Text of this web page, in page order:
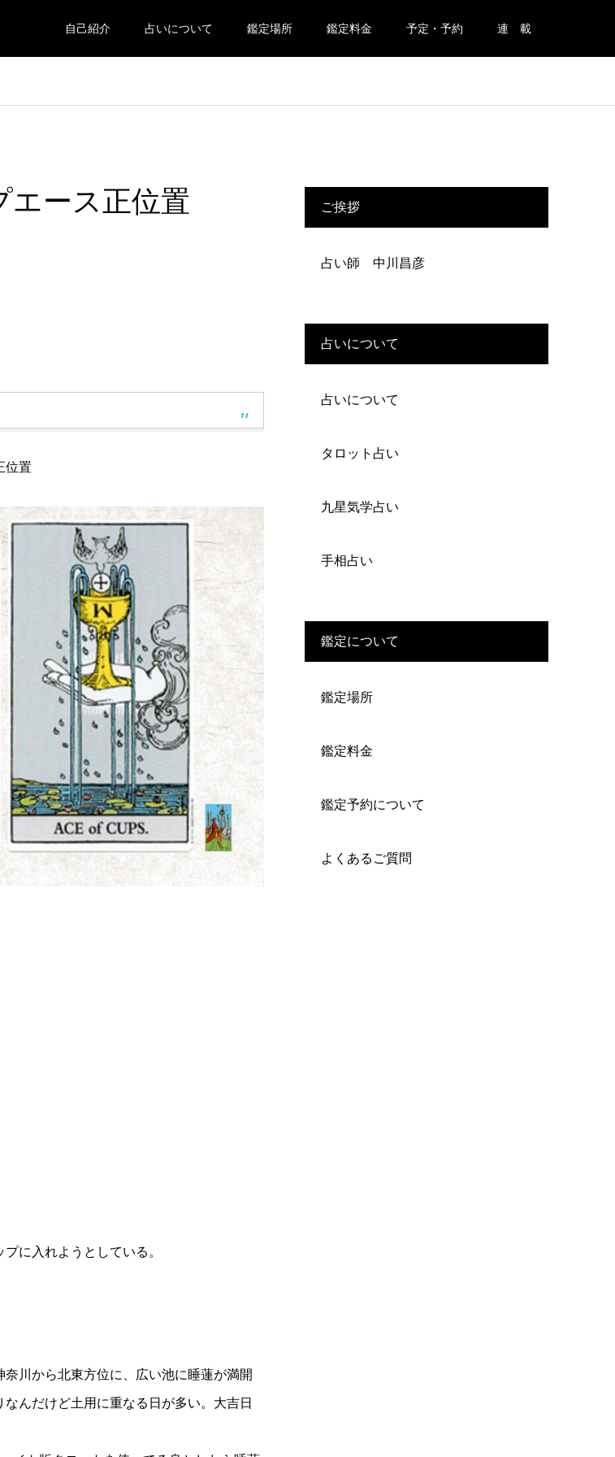
自己紹介 占いについて 鑑定場所 鑑定料金 予定・予約 連 載
ース正位置
位置
に入れようとしている。
川から北東方位に、広い池に睡蓮が満開
んだけど土用に重なる日が多い。大吉日
ご挨拶
占い師 中川昌彦
占いについて
占いについて
タロット占い
九星気学占い
手相占い
鑑定について
鑑定場所
鑑定料金
鑑定予約について
よくあるご質問